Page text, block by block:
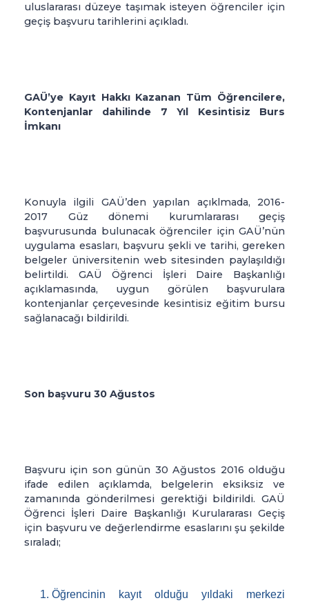
uluslararası düzeye taşımak isteyen öğrenciler için
geçiş başvuru tarihlerini açıkladı.
GAÜ’ye Kayıt Hakkı Kazanan Tüm Öğrencilere,
Kontenjanlar dahilinde 7 Yıl Kesintisiz Burs
İmkanı
Konuyla ilgili GAÜ’den yapılan açıklmada, 2016-
2017 Güz dönemi kurumlararası geçiş
başvurusunda bulunacak öğrenciler için GAÜ’nün
uygulama esasları, başvuru şekli ve tarihi, gereken
belgeler üniversitenin web sitesinden paylaşıldığı
belirtildi. GAÜ Öğrenci İşleri Daire Başkanlığı
açıklamasında, uygun görülen başvurulara
kontenjanlar çerçevesinde kesintisiz eğitim bursu
sağlanacağı bildirildi.
Son başvuru 30 Ağustos
Başvuru için son günün 30 Ağustos 2016 olduğu
ifade edilen açıklamda, belgelerin eksiksiz ve
zamanında gönderilmesi gerektiği bildirildi. GAÜ
Öğrenci İşleri Daire Başkanlığı Kurulararası Geçiş
için başvuru ve değerlendirme esaslarını şu şekilde
sıraladı;
Öğrencinin kayıt olduğu yıldaki merkezi